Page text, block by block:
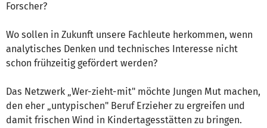
Forscher?
Wo sollen in Zukunft unsere Fachleute herkommen, wenn
analytisches Denken und technisches Interesse nicht
schon frühzeitig gefördert werden?
Das Netzwerk „Wer-zieht-mit" möchte Jungen Mut machen,
den eher „untypischen" Beruf Erzieher zu ergreifen und
damit frischen Wind in Kindertagesstätten zu bringen.